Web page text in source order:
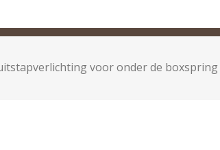
voor onder de boxspring